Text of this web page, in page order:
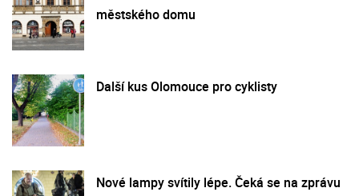
městského domu
Další kus Olomouce pro cyklisty
Nové lampy svítily lépe. Čeká se na zprávu